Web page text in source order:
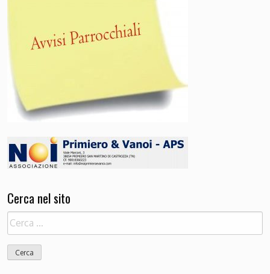
Cerca nel sito
Ricerca
per: